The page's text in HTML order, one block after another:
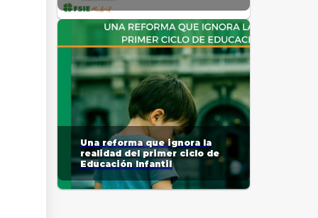
Una reforma que ignora la
realidad del primer ciclo de
Educación Infantil